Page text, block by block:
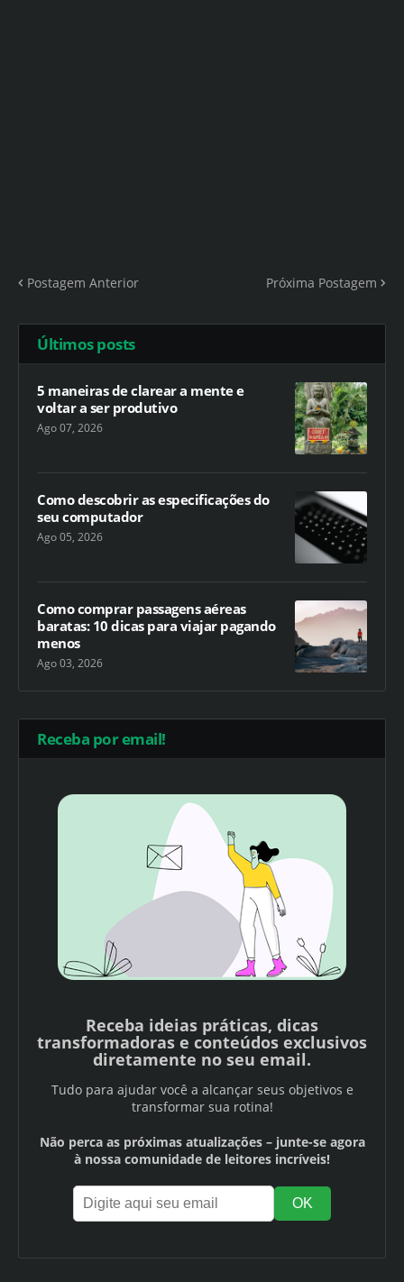
Postagem Anterior Próxima Postagem
Últimos posts
5 maneiras de clarear a mente e
voltar a ser produtivo
Ago 07, 2026
Como descobrir as especificações do
seu computador
Ago 05, 2026
Como comprar passagens aéreas
baratas: 10 dicas para viajar pagando
menos
Ago 03, 2026
Receba por email!
Receba ideias práticas, dicas
transformadoras e conteúdos exclusivos
diretamente no seu email.
Tudo para ajudar você a alcançar seus objetivos e
transformar sua rotina!
Não perca as próximas atualizações – junte-se agora
à nossa comunidade de leitores incríveis!